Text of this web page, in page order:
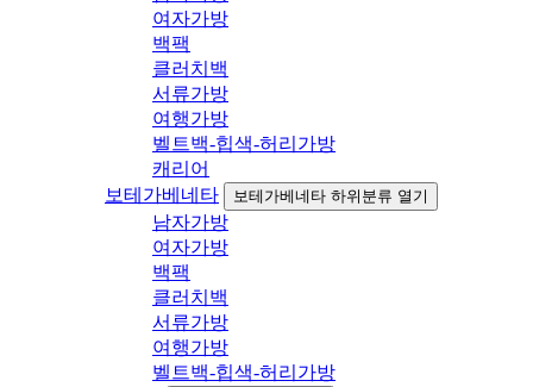
여자가방
백팩
클러치백
서류가방
여행가방
벨트백-힙색-허리가방
캐리어
보테가베네타
보테가베네타 하위분류 열기
남자가방
여자가방
백팩
클러치백
서류가방
여행가방
벨트백-힙색-허리가방